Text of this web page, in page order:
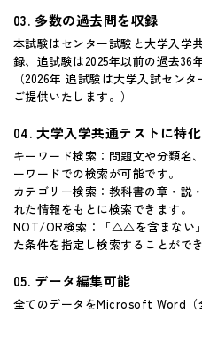
多数の過去問を収録
本試験はセンター試験と大学入学
録、追試験は2025年以前の過去36
（2026年 追試験は大学入試センタ
ご提供いたします。）
大学入学共通テストに特
キーワード検索：問題文や分類名
ーワードでの検索が可能です。
カテゴリー検索：教科書の章・説
れた情報をもとに検索できます。
NOT/OR検索：「△△を含まな
た条件を指定し検索することができ
データ編集可能
全てのデータをMicrosoft Word（